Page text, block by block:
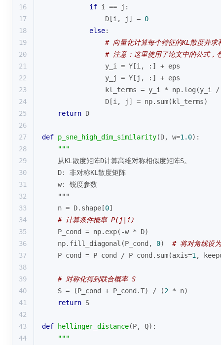
16
if i == j:
17
                D[i, j] =
0
18
else:
19
# 向量化计算每个特征的KL散度并求
20
# 注意：这里使用了论文中的公式，
21
                y_i = Y[i, :] + eps
22
                y_j = Y[j, :] + eps
23
kl_terms = y_i * np.log(y_i
24
                D[i, j] = np.
sum(kl_terms)
25
return D
26
27
def p_sne_high_dim_similarity(D, w=1.0):
28
"""
29
    从KL散度矩阵D计算高维对称相似度矩阵S。
30
    D: 非对称KL散度矩阵
31
    w: 锐度参数
32
    """
33
    n = D.shape[
0]
34
# 计算条件概率 P(j|i)
35
    P_cond = np.exp(-w * D)
36
    np.fill_diagonal(P_cond,
0) # 将对角线设
37
    P_cond = P_cond / P_cond.
sum(axis=1 ,
38
39
# 对称化得到联合概率 S
40
    S = (P_cond + P_cond.T) / (
2 * n)
41
return S
42
43
def hellinger_distance(P, Q):
44
"""